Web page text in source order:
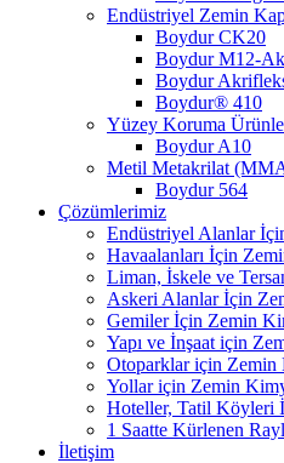
Endüstriyel Zemin
Boydur CK20
Boydur M12-
Boydur
Boydur® 410
Yüzey Koruma
Boydur A10
Metil Metakrilat
Boydur 564
Çözümlerimiz
Endüstriyel Alanlar
Havaalanları İçin
Liman, İskele ve
Askeri Alanlar İçin
Gemiler İçin Zemin
Yapı ve İnşaat için
Otoparklar için Zemin
Yollar için Zemin
Hoteller, Tatil Köyleri
1 Saatte Kürlenen
İletişim